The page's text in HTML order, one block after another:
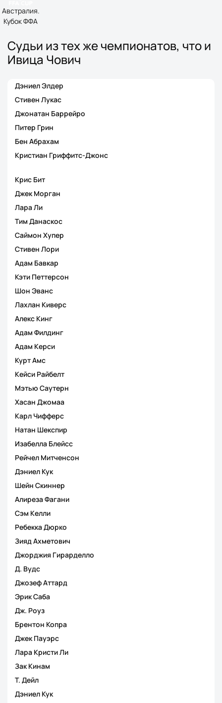
Австралия.
Кубок ФФА
Судьи из тех же чемпионатов, что и
Ивица Чович
Дэниел Элдер
Стивен Лукас
Джонатан Баррейро
Питер Грин
Бен Абрахам
Кристиан Гриффитс-Джонс
Крис Бит
Джек Морган
Лара Ли
Тим Данаскос
Саймон Хупер
Стивен Лори
Адам Бавкар
Кэти Петтерсон
Шон Эванс
Лахлан Киверс
Алекс Кинг
Адам Филдинг
Адам Керси
Курт Амс
Кейси Райбелт
Мэтью Саутерн
Хасан Джомаа
Карл Чифферс
Натан Шекспир
Изабелла Блейсс
Рейчел Митченсон
Дэниел Кук
Шейн Скиннер
Алиреза Фагани
Сэм Келли
Ребекка Дюрко
Зияд Ахметович
Джорджия Гирарделло
Д. Вудс
Джозеф Аттард
Эрик Саба
Дж. Роуз
Брентон Копра
Джек Пауэрс
Лара Кристи Ли
Зак Кинам
Т. Дейл
Дэниел Кук